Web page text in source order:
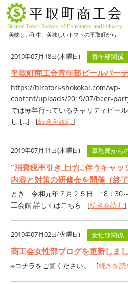
美味しい和牛、美味しいトマトの平取町から
2019年07月18日(木曜日) 青年部関係
平取町商工会青年部ビールパー
https://biratori-shokokai.com/wp-
content/uploads/2019/07/beer-
では毎年行っているチャリティビー
し […] [続きを読む]
2019年07月11日(木曜日) 事務局から
”消費税率引き上げに伴うキャッ
内容と対策の研修会を開催（終了
とき 令和元年７月２５日 18：30
工会館 詳しくはこちら [続きを読む]
2019年07月02日(火曜日) 女性部関係
商工会女性部ブログを更新しまし
※コチラをご覧ください。 [続きを読